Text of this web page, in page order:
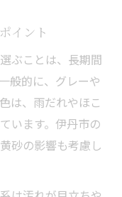
イント
ぶことは、長期間
般的に、グレーや
は、雨だれやほこ
います。伊丹市の
砂の影響も考慮し